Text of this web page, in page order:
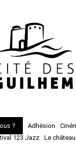
? Adhésion
123 Jazz
Le château